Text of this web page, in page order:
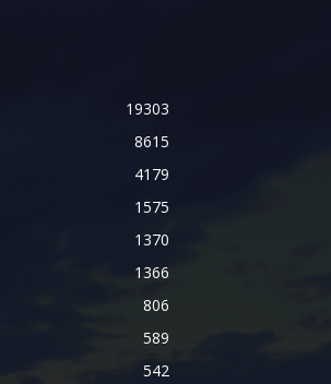
19303
8615
4179
1575
1370
1366
806
589
542